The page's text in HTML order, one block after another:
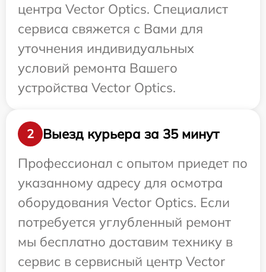
центра Vector Optics. Специалист
сервиса свяжется с Вами для
уточнения индивидуальных
условий ремонта Вашего
устройства Vector Optics.
2
Выезд курьера за 35 минут
Профессионал с опытом приедет по
указанному адресу для осмотра
оборудования Vector Optics. Если
потребуется углубленный ремонт
мы бесплатно доставим технику в
сервис в сервисный центр Vector